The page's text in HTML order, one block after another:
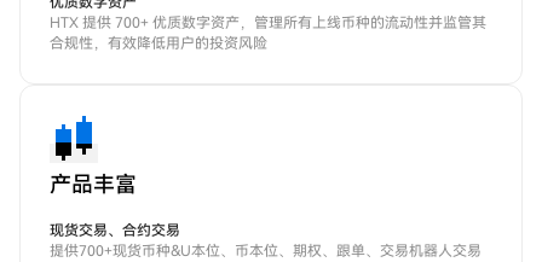
HTX 提供 700+ 优质数字资产，管理所有上线币种的流动性并监管其
合规性，有效降低用户的投资风险
产品丰富
现货交易、合约交易
提供700+现货币种&U本位、币本位、期权、跟单、交易机器人交易